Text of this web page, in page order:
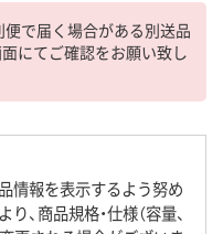
で届く場合がある別送品
にてご確認をお願い致し
情報を表示するよう努め
、商品規格・仕様（容量、